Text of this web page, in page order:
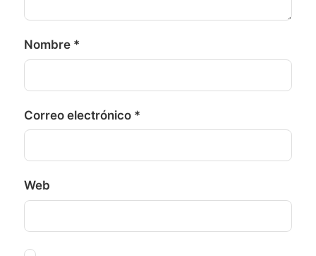
Nombre *
Correo electrónico *
Web